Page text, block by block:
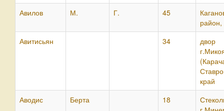
Авилов
М. Г. 45
район,
Авитисьян
34
край
Аводис
Берта 18